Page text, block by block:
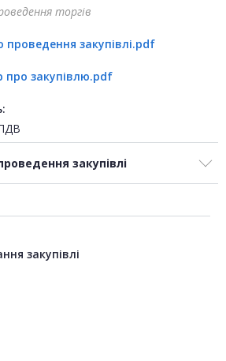
торгів
закупівлі.pdf
про закупівлю.pdf
закупівлі
закупівлі